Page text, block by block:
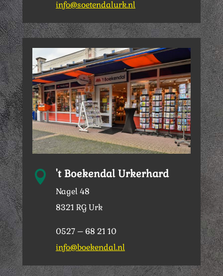
info@soetendalurk.nl
 't Boekendal Urkerhard
Nagel 48
8321 RG Urk
0527 – 68 21 10
info@boekendal.nl